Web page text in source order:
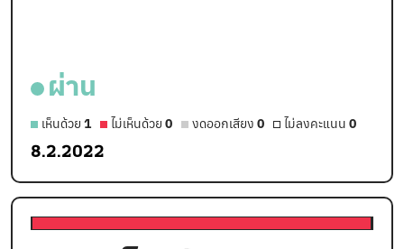
ผ่าน
เห็นด้วย 1 ไม่เห็นด้วย 0 งดออกเสียง 0 ไม่ลงคะแนน 0
8.2.2022